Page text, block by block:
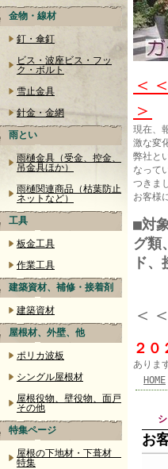
金物・線材
釘・傘釘
ビス・波座ビス・フッ
ク・ボルト
雪止金具
針金・金網
雨とい
雨樋金具（受金、控金、
吊金具ほか）
雨樋関連商品（枯葉防止
ネットなど）
工具
板金工具
作業工具
建築資材、補修・接着剤
建築資材
屋根材、外壁、他
ポリカ波板
シングル屋根材
屋根役物、壁役物、面戸
その他
特集ページ
屋根の下地材・下葺材
特集
＜
＞
現在、
激な変
弊社と
なって
つきま
お客様
■対
グ類
ド
＜
２０
ありま
HOME
お